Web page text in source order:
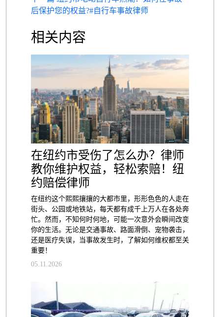
后保护您的权益?#自行车事故律师
相关内容
在纽约市受伤了怎么办？律师
教你维护权益，轻松索赔！纽
约赔偿律师
在纽约这个熙熙攘攘的大都市里，形形色色的人走在
街头、公园或地铁站，每天都有成千上万人在各处奔
忙。然而，不知何时何地，可能一次意外会瞬间改变
你的生活。无论是交通事故、路面滑倒、宠物袭击，
还是医疗失误，当事故发生时，了解如何维权都至关
重要！
05.11.2026